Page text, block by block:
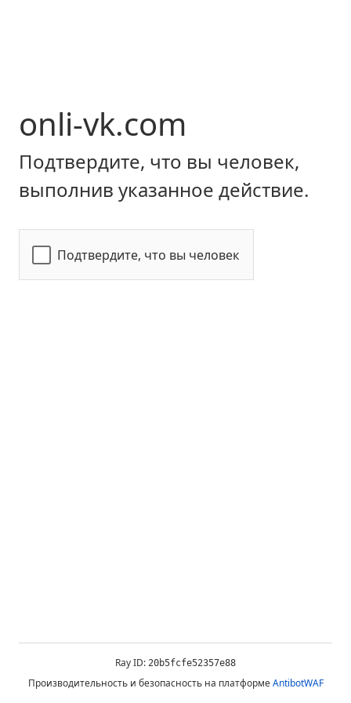
onli-vk.com
Подтвердите, что вы человек,
выполнив указанное действие.
Подтвердите, что вы человек
Ray ID: 20b5fcfe52357e88
Производительность и безопасность на платформеAntibotWAF